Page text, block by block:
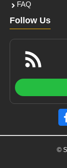
FAQ
Follow Us
©